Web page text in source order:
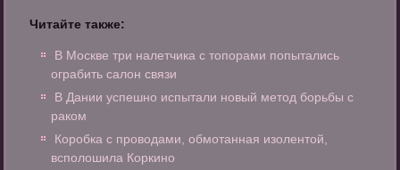
Читайте также:
В Москве три налетчика с топорами попытались
ограбить салон связи
В Дании успешно испытали новый метод борьбы с
раком
Коробка с проводами, обмотанная изолентой,
всполошила Коркино